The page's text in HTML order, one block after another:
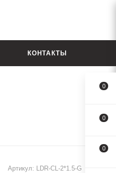
КОНТАКТЫ
Артикул: LDR-CL-2*1.5-G
0
0
0